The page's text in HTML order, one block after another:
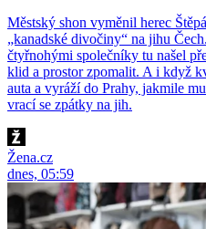
Městský shon vyměnil herec
„kanadské divočiny“ na jihu
čtyřnohými společníky tu našel
klid a prostor zpomalit. A i když
auta a vyráží do Prahy, jakmile
vrací se zpátky na jih.
Žena.cz
dnes, 05:59